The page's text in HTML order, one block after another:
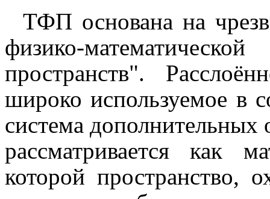
ТФП основана на
физико-
пространств".
широко используемое в
система дополнительных
рассматривается как
которой пространство,